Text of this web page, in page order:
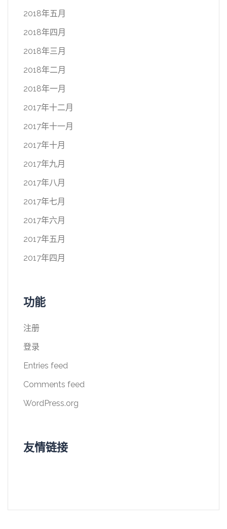
2018年五月
2018年四月
2018年三月
2018年二月
2018年一月
2017年十二月
2017年十一月
2017年十月
2017年九月
2017年八月
2017年七月
2017年六月
2017年五月
2017年四月
功能
注册
登录
Entries feed
Comments feed
WordPress.org
友情链接